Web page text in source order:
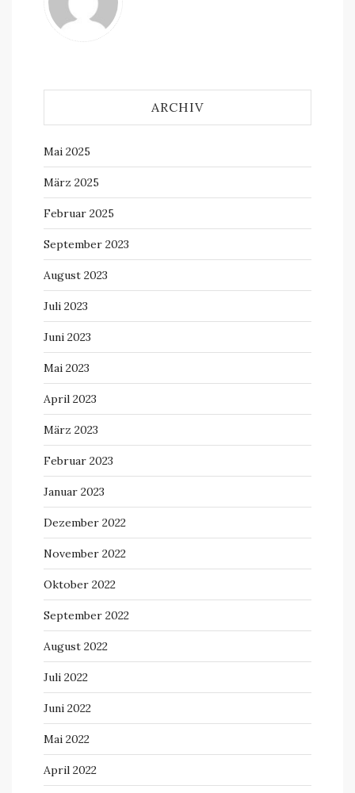
ARCHIV
Mai 2025
März 2025
Februar 2025
September 2023
August 2023
Juli 2023
Juni 2023
Mai 2023
April 2023
März 2023
Februar 2023
Januar 2023
Dezember 2022
November 2022
Oktober 2022
September 2022
August 2022
Juli 2022
Juni 2022
Mai 2022
April 2022